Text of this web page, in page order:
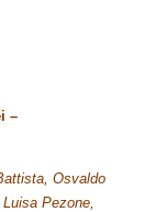
–
Osvaldo
Pezone,